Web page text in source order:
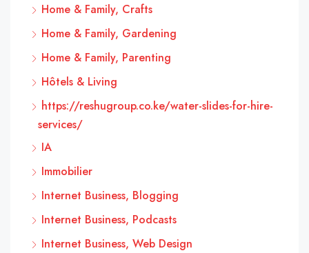
Home & Family, Crafts
Home & Family, Gardening
Home & Family, Parenting
Hôtels & Living
https://reshugroup.co.ke/water-slides-for-hire-
services/
IA
Immobilier
Internet Business, Blogging
Internet Business, Podcasts
Internet Business, Web Design